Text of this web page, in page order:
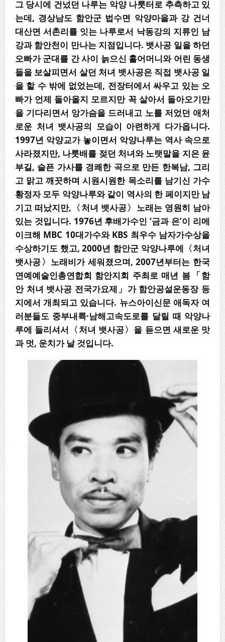
그 당시에 건넜던 나루는 악양 나룻터로 추측하고 있
는데, 경상남도 함안군 법수면 악양마을과 강 건너
대산면 서촌리를 잇는 나루로서 낙동강의 지류인 남
강과 함안천이 만나는 지점입니다. 뱃사공 일을 하던
오빠가 군대를 간 사이 늙으신 홀어머니와 어린 동생
들을 보살피면서 살던 처녀 뱃사공은 직접 뱃사공 일
을 할 수 밖에 없었는데, 전장터에서 싸우고 있는 오
빠가 언제 돌아올지 모르지만 꼭 살아서 돌아오기만
을 기다리면서 앙가슴을 드러내고 노를 저었던 애처
로운 처녀 뱃사공의 모습이 아련하게 다가옵니다.
1997년 악양교가 놓이면서 악양나루는 역사 속으로
사라졌지만, 나룻배를 젖던 처녀와 노랫말을 지은 윤
부길, 슬픈 가사를 경쾌한 곡으로 만든 한복남, 그리
고 맑고 깨끗하며 시원시원한 목소리를 남기신 가수
황정자 모두 악양나루와 같이 역사의 한 페이지만 남
기고 떠났지만,〈처녀 뱃사공〉노래는 영원히 남아
있는 것입니다. 1976년 후배가수인 ‘금과 은’이 리메
이크해 MBC 10대가수와 KBS 최우수 남자가수상을
수상하기도 했고, 2000년 함안군 악양나루에〈처녀
뱃사공〉노래비가 세워졌으며, 2007년부터는 한국
연예예술인총연합회 함안지회 주최로 매년 봄「함
안 처녀 뱃사공 전국가요제」가 함안공설운동장 등
지에서 개최되고 있습니다. 뉴스아이신문 애독자 여
러분들도 중부내륙·남해고속도로를 달릴 때 악양나
루에 들리셔서〈처녀 뱃사공〉을 듣으면 새로운 맛
과 멋, 운치가 날 것입니다.